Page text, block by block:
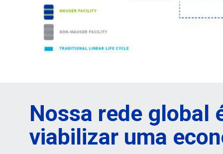
Nossa rede global
viabilizar uma